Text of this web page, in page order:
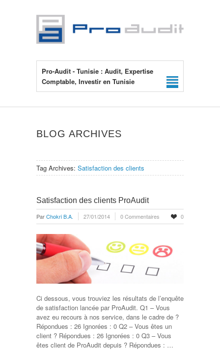
Pro-Audit - Tunisie : Audit, Expertise
Comptable, Investir en Tunisie
BLOG ARCHIVES
Tag Archives: Satisfaction des clients
Satisfaction des clients ProAudit
ParChokri B.A. 27/01/2014 0 Commentaires 0
Ci dessous, vous trouviez les résultats de l’enquête
de satisfaction lancée par ProAudit. Q1 – Vous
avez eu recours à nos service, dans le cadre de ?
Répondues : 26 Ignorées : 0 Q2 – Vous êtes un
client ? Répondues : 26 Ignorées : 0 Q3 – Vous
êtes client de ProAudit depuis ? Répondues : …